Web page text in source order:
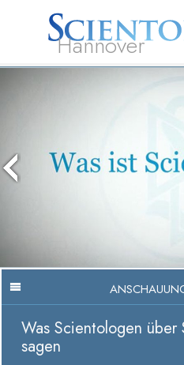
Hannover
Was Scientologen über
sagen